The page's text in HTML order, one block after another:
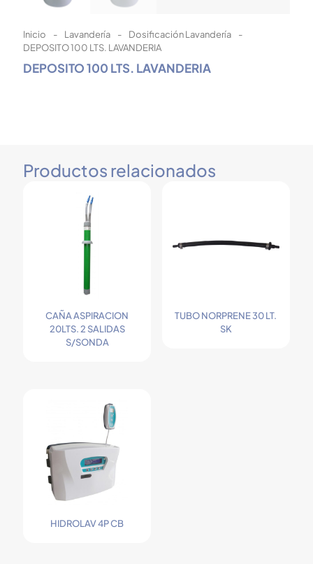
Inicio - Lavandería - Dosificación Lavandería
-
DEPOSITO 100 LTS. LAVANDERIA
DEPOSITO 100 LTS. LAVANDERIA
Productos relacionados
CAÑA ASPIRACION
20LTS. 2 SALIDAS
S/SONDA
TUBO NORPRENE 30 LT.
SK
HIDROLAV 4P CB